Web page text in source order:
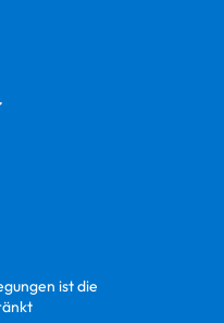
ist die